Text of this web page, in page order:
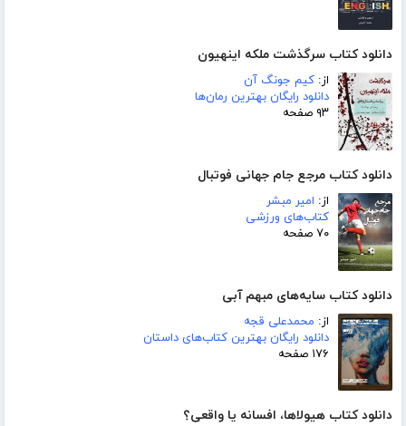
دانلود کتاب سرگذشت ملکه اینهیون
از: کیم جونگ آن
دانلود رایگان بهترین رمان‌ها
۹۳ صفحه
دانلود کتاب مرجع جام جهانی فوتبال
از: امیر مبشر
کتاب‌های ورزشی
۷۰ صفحه
دانلود کتاب سایه‌های مبهم آبی
از: محمدعلی قجه
دانلود رایگان بهترین کتاب‌های داستان
۱۷۶ صفحه
دانلود کتاب هیولاها، افسانه یا واقعی؟